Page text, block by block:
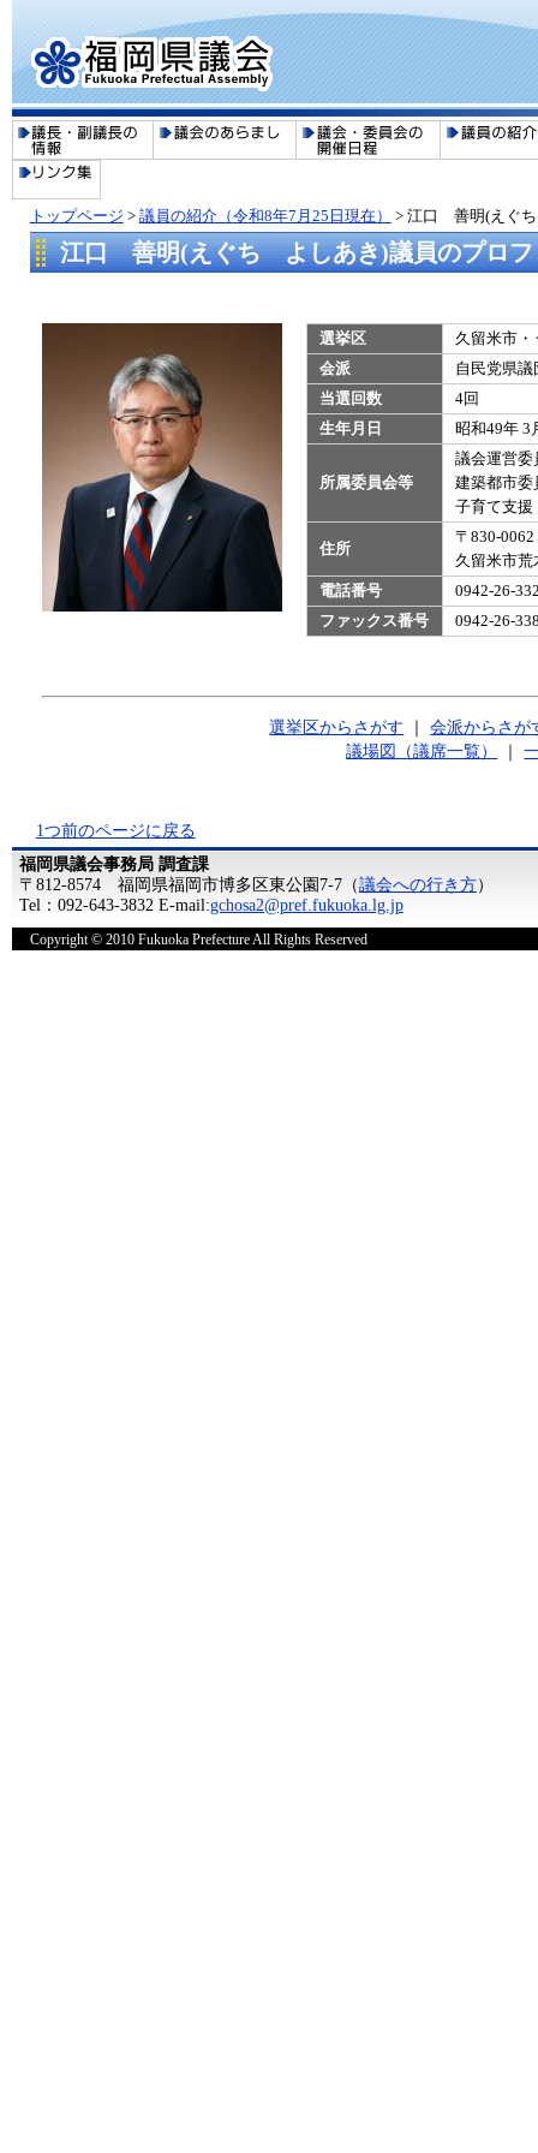
トップページ > 議員の紹介（令和8年7月25日現在） > 江口 善明(えぐ
江口 善明(えぐち よしあき)議員のプロフ
選挙区
久留米市・
会派
自民党県議
当選回数
4回
生年月日
昭和49年 3
所属委員会等
議会運営委
建築都市委
子育て支援
住所
〒830-0062
久留米市
電話番号
0942-26-
ファックス番号
0942-26-
選挙区からさがす ｜会派からさが
議場図（議席一覧）
｜
1つ前のページに戻る
福岡県議会事務局 調査課
〒812-8574 福岡県福岡市博多区東公園7-7（議会への行き方）
Tel：092-643-3832 E-mail:gchosa2@pref.fukuoka.lg.jp
Copyright © 2010 Fukuoka Prefecture All Rights Reserved